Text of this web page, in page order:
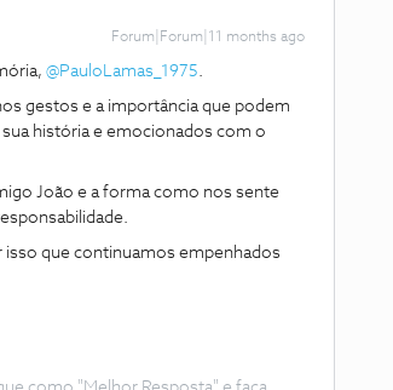
Forum|Forum|11 months ago
@PauloLamas_1975.
gestos e a importância que podem
história e emocionados com o
João e a forma como nos sente
isso que continuamos empenhados